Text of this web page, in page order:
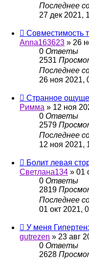
Последнее
27 дек 2021,
Совместимость
Anna163623 » 26
0 Ответы
2531
Последнее
26 ноя 2021,
Странное
Римма » 12 ноя
0 Ответы
2579
Последнее
12 ноя 2021,
Болит левая
Светлана134 » 01
0 Ответы
2819
Последнее
01 окт 2021,
У меня
gutrezen » 23 авг
0 Ответы
2628